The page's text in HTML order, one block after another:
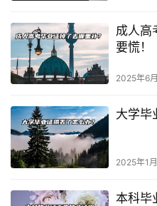
成人高
要慌！
2025年6
大学毕
2025年1
本科毕